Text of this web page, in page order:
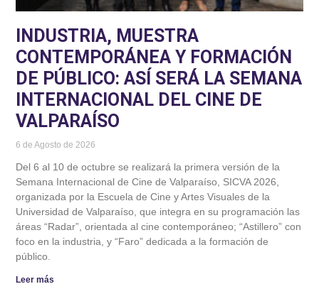
INDUSTRIA, MUESTRA
CONTEMPORÁNEA Y FORMACIÓN
DE PÚBLICO: ASÍ SERÁ LA SEMANA
INTERNACIONAL DEL CINE DE
VALPARAÍSO
6 de Agosto de 2026
Del 6 al 10 de octubre se realizará la primera versión de la
Semana Internacional de Cine de Valparaíso, SICVA 2026,
organizada por la Escuela de Cine y Artes Visuales de la
Universidad de Valparaíso, que integra en su programación las
áreas “Radar”, orientada al cine contemporáneo; “Astillero” con
foco en la industria, y “Faro” dedicada a la formación de
público.
Leer más